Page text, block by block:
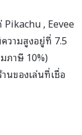
, Eevee
วามสูงอยู่ที่ 7.5
ภาษี 10%)
นของเล่นที่เชื่อ